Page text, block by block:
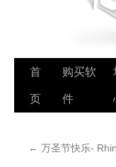
跳
至
首
页
购买软
件
← 万圣节快乐-